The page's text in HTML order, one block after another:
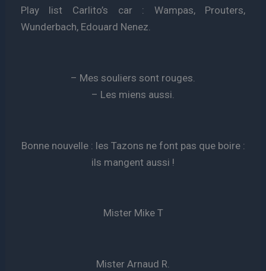
Play list Carlito’s car : Wampas, Prouters,
Wunderbach, Edouard Nenez.
– Mes souliers sont rouges.
– Les miens aussi.
Bonne nouvelle : les Tazons ne font pas que boire :
ils mangent aussi !
Mister Mike T
Mister Arnaud R.